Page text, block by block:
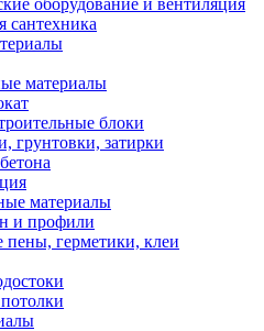
оборудование и вентиляция
сантехника
материалы
блоки
грунтовки, затирки
материалы
и профили
герметики, клеи